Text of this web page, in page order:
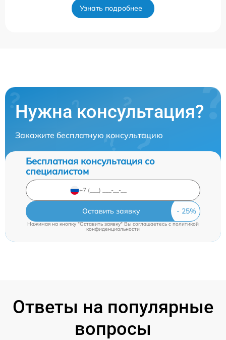
Узнать подробнее
Нужна консультация?
Закажите бесплатную консультацию
Бесплатная консультация со
специалистом
Оставить заявку
Нажимая на кнопку "Оставить заявку" Вы соглашаетесь cполитикой
конфиденциальности
Ответы на популярные
вопросы